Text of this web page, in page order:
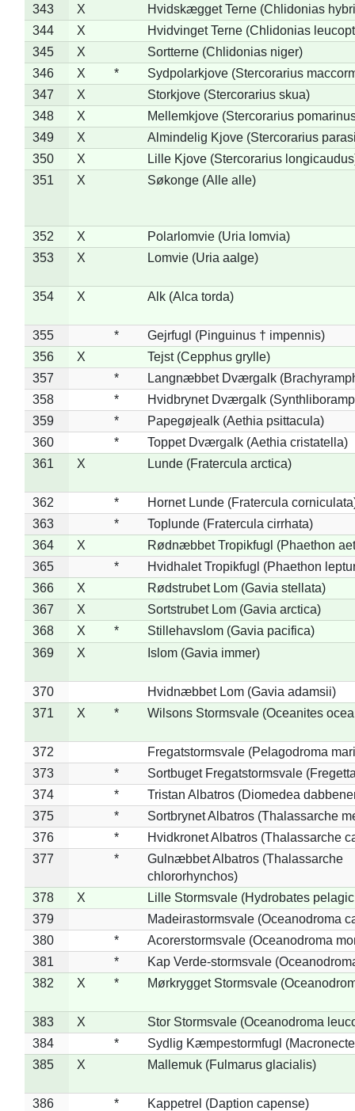
343 X
Hvidskægget Terne (Chlidonias
344
X
Hvidvinget Terne (Chlidonias
345
X
Sortterne (Chlidonias niger)
346
X *
Sydpolarkjove (Stercorarius
347
X
Storkjove (Stercorarius skua)
348
X
Mellemkjove (Stercorarius
349
X
Almindelig Kjove (Stercorarius
350
X
Lille Kjove (Stercorarius
351
X Søkonge (Alle alle)
352 X
Polarlomvie (Uria lomvia)
353
X Lomvie (Uria aalge)
354 X Alk (Alca torda)
355 *
Gejrfugl (Pinguinus † impennis)
356
X
Tejst (Cepphus grylle)
357
*
Langnæbbet Dværgalk
358
*
Hvidbrynet Dværgalk
359
*
Papegøjealk (Aethia psittacula)
360
*
Toppet Dværgalk (Aethia cristatella)
361
X Lunde (Fratercula arctica)
362 *
Hornet Lunde (Fratercula
363
*
Toplunde (Fratercula cirrhata)
364
X
Rødnæbbet Tropikfugl (Phaethon
365
*
Hvidhalet Tropikfugl (Phaethon
366
X
Rødstrubet Lom (Gavia stellata)
367
X
Sortstrubet Lom (Gavia arctica)
368
X *
Stillehavslom (Gavia pacifica)
369
X Islom (Gavia immer)
370
Hvidnæbbet Lom (Gavia adamsii)
371
X * Wilsons Stormsvale (Oceanites
372
Fregatstormsvale (Pelagodroma
373
*
Sortbuget Fregatstormsvale
374
*
Tristan Albatros (Diomedea
375
*
Sortbrynet Albatros (Thalassarche
376
*
Hvidkronet Albatros (Thalassarche
377
*
Gulnæbbet Albatros (Thalassarche
chlororhynchos)
378
X
Lille Stormsvale (Hydrobates
379
Madeirastormsvale (Oceanodroma
380
*
Acorerstormsvale (Oceanodroma
381
*
Kap Verde-stormsvale
382
X * Mørkrygget Stormsvale
383 X
Stor Stormsvale (Oceanodroma
384
*
Sydlig Kæmpestormfugl
385
X Mallemuk (Fulmarus glacialis)
386 *
Kappetrel (Daption capense)